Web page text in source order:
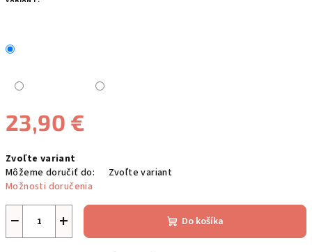
23,90 €
cena:
Zvoľte variant
Môžeme doručiť do:
Zvoľte variant
Možnosti doručenia
+
− Do košíka